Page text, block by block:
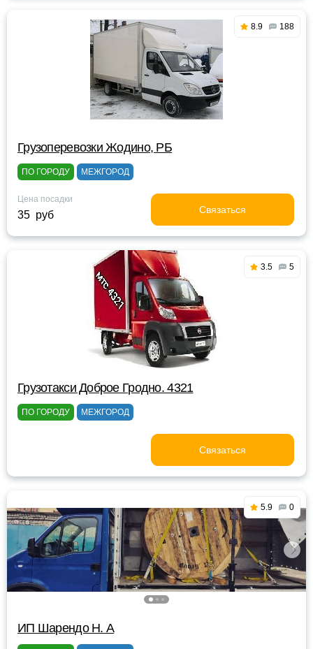
8.9 188
Грузоперевозки Жодино, РБ
ПО ГОРОДУ МЕЖГОРОД
Цена посадки
35 руб Связаться
3.5 5
Грузотакси Доброе Гродно. 4321
ПО ГОРОДУ МЕЖГОРОД
Связаться
5.9 0
ИП Шарендо Н. А